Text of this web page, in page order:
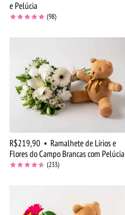
e Pelúcia
(98)
R$219,90 • Ramalhete de Lírios e
Flores do Campo Brancas com Pelúcia
(233)